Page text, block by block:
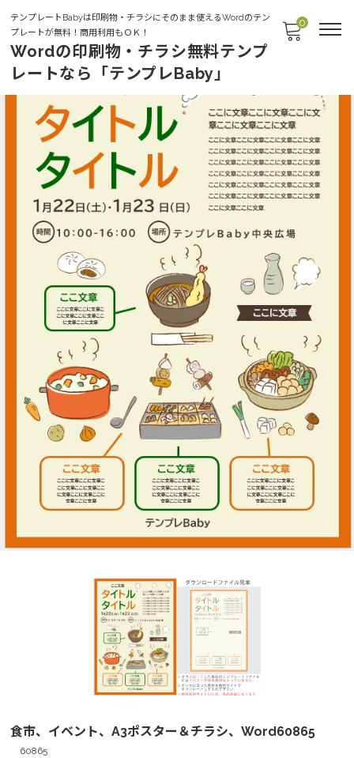
テンプレートBabyは印刷物・チラシにそのまま使えるWordのテン
プレートが無料！商用利用もＯＫ！
Wordの印刷物・チラシ無料テンプ
レートなら「テンプレBaby」
0
食市、イベント、A3ポスター＆チラシ、Word60865
60865